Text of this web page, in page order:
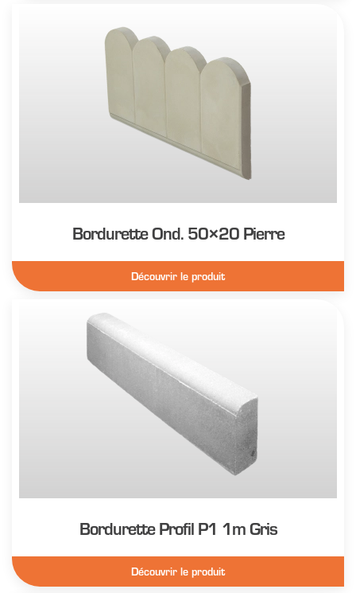
Bordurette Ond. 50×20 Pierre
Découvrir le produit
Bordurette Profil P1 1m Gris
Découvrir le produit